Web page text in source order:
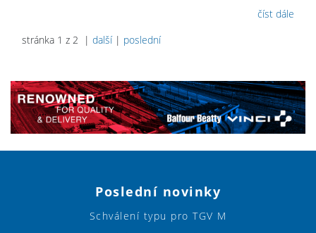
číst dále
stránka 1 z 2 | další| poslední
Poslední novinky
Schválení typu pro TGV M